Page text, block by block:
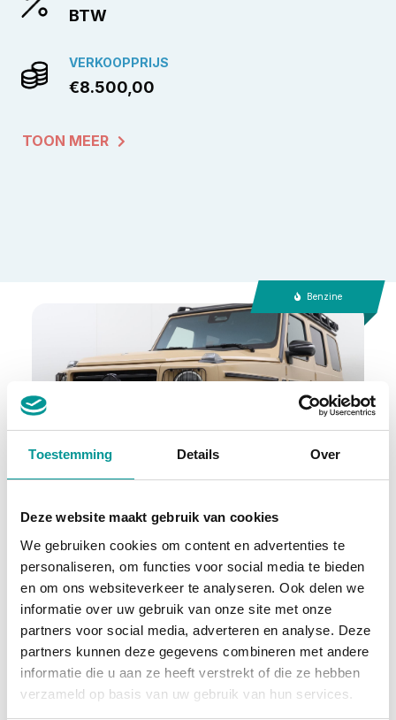
Toestemming Details Over
Deze website maakt gebruik van cookies
We gebruiken cookies om content en advertenties te
personaliseren, om functies voor social media te bieden
en om ons websiteverkeer te analyseren. Ook delen we
informatie over uw gebruik van onze site met onze
partners voor social media, adverteren en analyse. Deze
partners kunnen deze gegevens combineren met andere
informatie die u aan ze heeft verstrekt of die ze hebben
verzameld op basis van uw gebruik van hun services.
BTW
VERKOOPPRIJS
€8.500,00
TOON MEER
Benzine
Automaat - 4251km - 2024
€3496.41/maand
Deze auto bekijken